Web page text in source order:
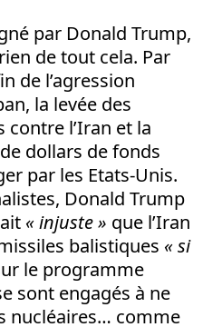
par Donald Trump,
de tout cela. Par
de l’agression
la levée des
l’Iran et la
dollars de fonds
par les Etats-Unis.
Donald Trump
« injuste » que l’Iran
balistiques « si
le programme
sont engagés à ne
nucléaires… comme